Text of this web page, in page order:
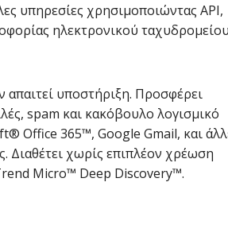
υπηρεσίες χρησιμοποιώντας API,
ηλεκτρονικού
απαιτεί υποστήριξη. Προσφέρει
spam και κακόβουλο λογισμικό
Office 365™, Google Gmail, και
Διαθέτει χωρίς επιπλέον χρέωση
Micro™ Deep Discovery™.